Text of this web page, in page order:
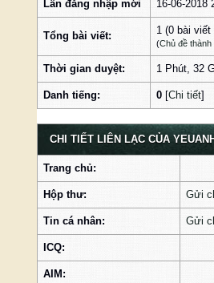
Lần đăng nhập mới 16-06-2018
Tổng bài viết: 1 (0 bài
(Chủ đề thành
Thời gian duyệt: 1 Phút, 32
Danh tiếng: 0 [Chi tiết]
CHI TIẾT LIÊN LẠC CỦA YEUANH
Trang chủ:
Hộp thư: Gửi
Tin cá nhân: Gửi
ICQ:
AIM: